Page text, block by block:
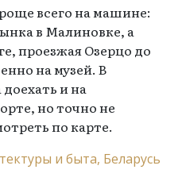
всего на машине:
в Малиновке, а
проезжая Озерцо до
на музей. В
и на
но точно не
по карте.